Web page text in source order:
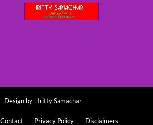
Design by - Iritty Samachar
Contact Privacy Policy Disclaimers